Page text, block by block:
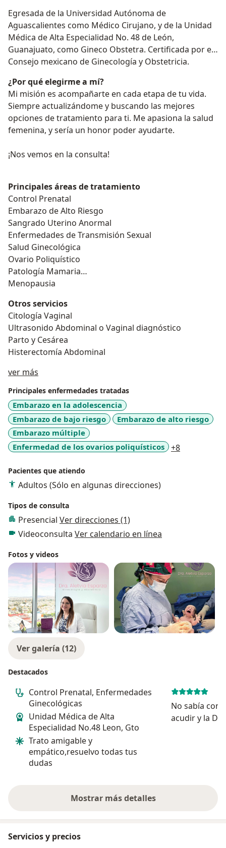
Egresada de la Universidad Autónoma de
Aguascalientes como Médico Cirujano, y de la Unidad
Médica de Alta Especialidad No. 48 de León,
Guanajuato, como Gineco Obstetra. Certificada por el
Consejo mexicano de Ginecología y Obstetricia.
¿Por qué elegirme a mí?
Mi misión es acompañarte en cada etapa de tu vida.
Siempre actualizándome y buscando las mejores
opciones de tratamiento para ti. Me apasiona la salud
femenina, y sería un honor poder ayudarte.
¡Nos vemos en la consulta!
Principales áreas de tratamiento
Control Prenatal
Embarazo de Alto Riesgo
Sangrado Uterino Anormal
Enfermedades de Transmisión Sexual
Salud Ginecológica
Ovario Poliquístico
Patología Mamaria
Menopausia
Otros servicios
Citología Vaginal
Ultrasonido Abdominal o Vaginal diagnóstico
Parto y Cesárea
Histerectomía Abdominal
ver más
Principales enfermedades tratadas
Embarazo en la adolescencia
Embarazo de bajo riesgo
Embarazo de alto riesgo
Embarazo múltiple
Enfermedad de los ovarios poliquísticos
+8
Pacientes que atiendo
Adultos (Sólo en algunas direcciones)
Tipos de consulta
Presencial Ver direcciones (1)
Videoconsulta Ver calendario en línea
Fotos y videos
Ver galería (12)
Destacados
Control Prenatal, Enfermedades
Ginecológicas
Unidad Médica de Alta
Especialidad No.48 Leon, Gto
Trato amigable y
empático,resuelvo todas tus
dudas
No sabía con
acudir y la
Mostrar más detalles
sobre la experiencia
Servicios y precios